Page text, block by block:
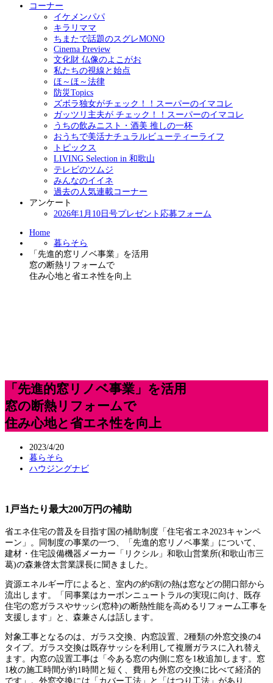
コーナー
イケメンパパ
キラリママ
ちまたで話題のスグレMONO
Cinema Preview
文化財 仏像のよこがお
私たちの視線と始点
ほ～ほ～法律
防災Topics
ズボラ独女がチェック！！スーパーのイマコレ
ガッツリ主夫が チェック！！スーパーのイマコレ
うちの飲みニスト・酒美 推しの一杯
おうちで美活ナチュラルビューティーライフ
トピックス
LIVING Selection in 和歌山
テレビのツムジ
みんなのイイネ
過去の人気連載コーナー
アンケート
2026年1月10日号プレゼント応募フォーム
Home
暮らそら
「先進的窓リノベ事業」を活用
窓の断熱リフォームで
住み心地と省エネ性を向上
「先進的窓リノベ事業」を活用
窓の断熱リフォームで
住み心地と省エネ性を向上
2023/4/20
暮らそら
ハウジングナビ
1戸当たり最大200万円の補助
省エネ住宅の普及を目指す国の補助制度「住宅省エネ2023キャンペ
ーン」。同制度の事業の一つ、「先進的窓リノベ事業」について、
建材・住宅設備機器メーカー「リクシル」和歌山営業所(和歌山市三
葛)の森兼啓太営業課長に聞きました。
資源エネルギー庁によると、室内の約6割の熱は窓などの開口部から
流出します。「同事業はカーボンニュートラルの実現に向け、既存
住宅の窓ガラスやサッシ(窓枠)の断熱性能を高めるリフォーム工事を
支援します」と、森兼さんは話します。
対象工事となるのは、ガラス交換、内窓設置、2種類の外窓交換の4
タイプ。ガラス交換は既存サッシを利用して複層ガラスに入れ替え
ます。内窓の設置工事は「今ある窓の内側に窓を1枚追加します。窓
1枚の施工時間が約1時間と短く、費用も外窓の交換に比べて経済的
です」。外窓交換には「カバー工法」と「はつり工法」があり、